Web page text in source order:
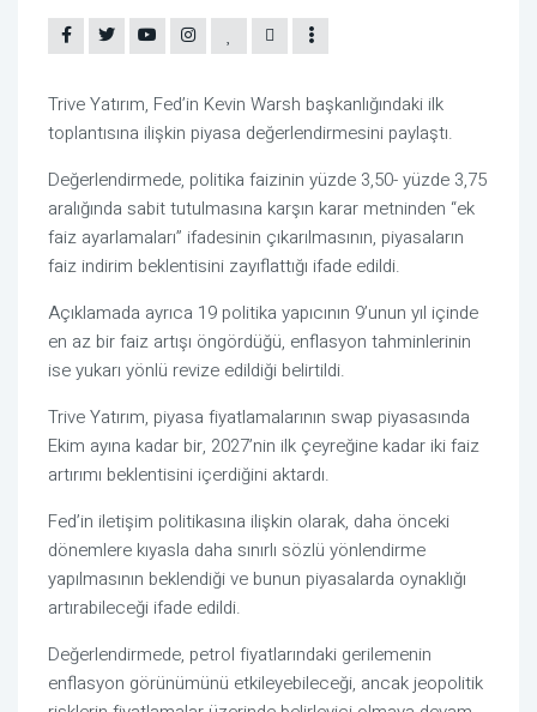
Trive Yatırım, Fed’in Kevin Warsh başkanlığındaki ilk
toplantısına ilişkin piyasa değerlendirmesini paylaştı.
Değerlendirmede, politika faizinin yüzde 3,50- yüzde 3,75
aralığında sabit tutulmasına karşın karar metninden “ek
faiz ayarlamaları” ifadesinin çıkarılmasının, piyasaların
faiz indirim beklentisini zayıflattığı ifade edildi.
Açıklamada ayrıca 19 politika yapıcının 9’unun yıl içinde
en az bir faiz artışı öngördüğü, enflasyon tahminlerinin
ise yukarı yönlü revize edildiği belirtildi.
Trive Yatırım, piyasa fiyatlamalarının swap piyasasında
Ekim ayına kadar bir, 2027’nin ilk çeyreğine kadar iki faiz
artırımı beklentisini içerdiğini aktardı.
Fed’in iletişim politikasına ilişkin olarak, daha önceki
dönemlere kıyasla daha sınırlı sözlü yönlendirme
yapılmasının beklendiği ve bunun piyasalarda oynaklığı
artırabileceği ifade edildi.
Değerlendirmede, petrol fiyatlarındaki gerilemenin
enflasyon görünümünü etkileyebileceği, ancak jeopolitik